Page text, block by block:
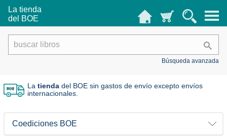
La tienda
del BOE
Búsqueda avanzada
Latienda del BOE sin gastos de envío excepto envíos
internacionales.
Coediciones BOE